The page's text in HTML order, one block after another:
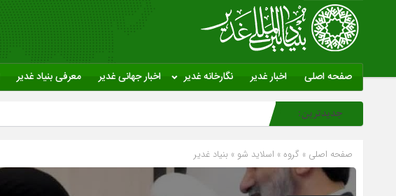
صفحه اصلی اخبار غدیر نگارخانه غدیر اخبار جهانی غدیر معرفی بنیاد غدیر
جدیدترین:
صفحه اصلی » گروه » اسلاید شو » بنیاد غدیر